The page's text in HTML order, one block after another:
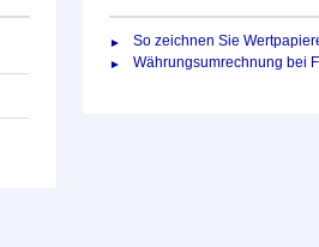
So zeichnen Sie
Währungsumrechnung bei